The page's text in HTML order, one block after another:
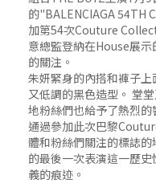
的"BALENCIAGA 54TH
加第54次Couture
意總監登納在House展
的關注。
朱妍緊身的內搭和褲子
又低調的黑色造型。 堂
地粉絲們也給予了熱烈的
通過參加此次巴黎
體和粉絲們關注的標誌
的最後一次表演這一歷
義的痕迹。